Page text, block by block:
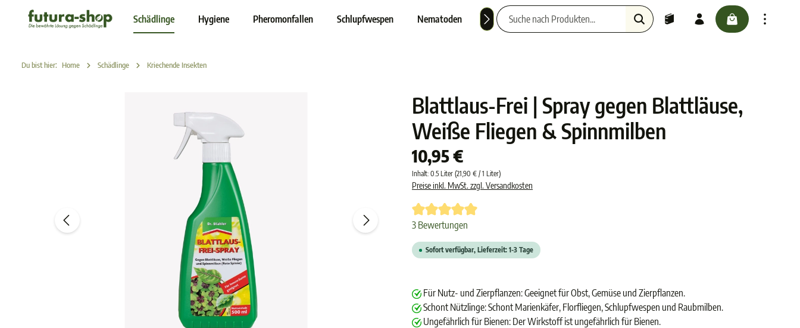
springen Schädlinge Hygiene Pheromonfallen Schlupfwespen Nematoden Nützlinge Haustiere
Du bist hier: Home Schädlinge Kriechende Insekten
Blattlaus-Frei | Spray gegen Blattläuse,
Weiße Fliegen & Spinnmilben
10,95 €
Inhalt: 0.5 Liter (21,90 € / 1 Liter)
Preise inkl. MwSt. zzgl. Versandkosten
Durchschnittliche Bewertung von 5 von 5 Sternen
3 Bewertungen
Sofort verfügbar, Lieferzeit: 1-3 Tage
Für Nutz- und Zierpflanzen: Geeignet für Obst, Gemüse und Zierpflanzen.
Schont Nützlinge: Schont Marienkäfer, Florfliegen, Schlupfwespen und Raubmilben.
Ungefährlich für Bienen: Der Wirkstoff ist ungefährlich für Bienen.